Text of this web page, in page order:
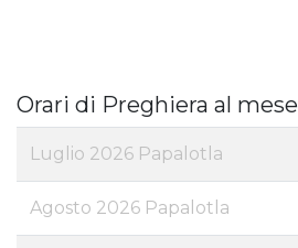
Orari di Preghiera al mese
Luglio 2026 Papalotla
Agosto 2026 Papalotla